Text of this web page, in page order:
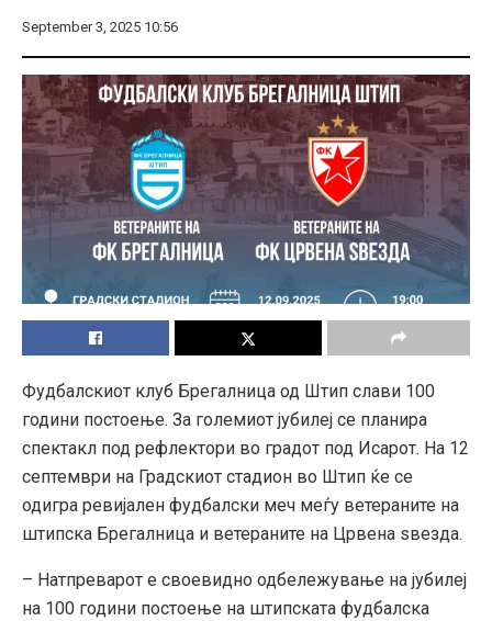
September 3, 2025 10:56
Фудбалскиот клуб Брегалница од Штип слави 100
години постоење. За големиот јубилеј се планира
спектакл под рефлектори во градот под Исарот. На 12
септември на Градскиот стадион во Штип ќе се
одигра ревијален фудбалски меч меѓу ветераните на
штипска Брегалница и ветераните на Црвена ѕвезда.
– Натпреварот е своевидно одбележување на јубилеј
на 100 години постоење на штипската фудбалска